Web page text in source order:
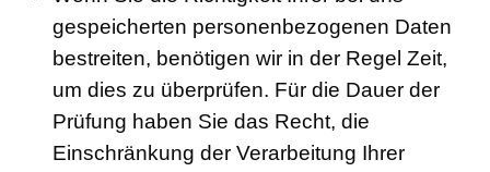
gespeicherten personenbezogenen Daten
bestreiten, benötigen wir in der Regel Zeit,
um dies zu überprüfen. Für die Dauer der
Prüfung haben Sie das Recht, die
Einschränkung der Verarbeitung Ihrer